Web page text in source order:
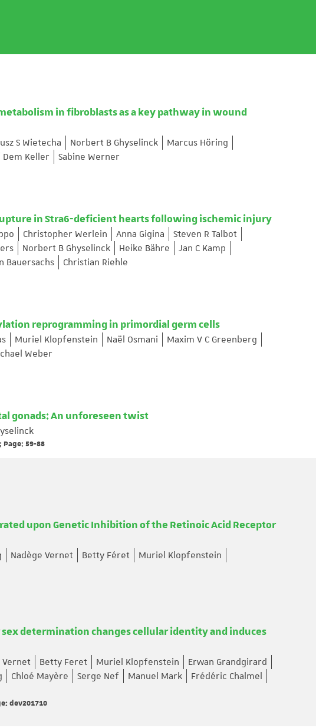
in fibroblasts as a key pathway in wound
S Wietecha Norbert B Ghyselinck
Marcus Höring
Keller Sabine Werner
in Stra6-deficient hearts following ischemic injury
Christopher Werlein Anna Gigina
Steven R Talbot
Norbert B Ghyselinck Heike Bähre
Jan C Kamp
Bauersachs Christian Riehle
reprogramming in primordial germ cells
Muriel Klopfenstein Naël Osmani
Maxim V C Greenberg
Weber
gonads: An unforeseen twist
Page: 59-88
upon Genetic Inhibition of the Retinoic Acid Receptor
Nadège Vernet Betty Féret
Muriel Klopfenstein
sex determination changes cellular identity and induces
Vernet Betty Feret Muriel Klopfenstein
Erwan Grandgirard
Chloé Mayère Serge Nef Manuel Mark
Frédéric Chalmel
dev201710